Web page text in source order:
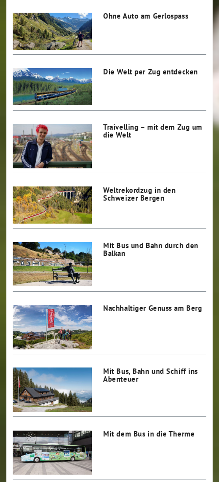
Ohne Auto am Gerlospass
Die Welt per Zug entdecken
Traivelling – mit dem Zug um
die Welt
Weltrekordzug in den
Schweizer Bergen
Mit Bus und Bahn durch den
Balkan
Nachhaltiger Genuss am Berg
Mit Bus, Bahn und Schiff ins
Abenteuer
Mit dem Bus in die Therme